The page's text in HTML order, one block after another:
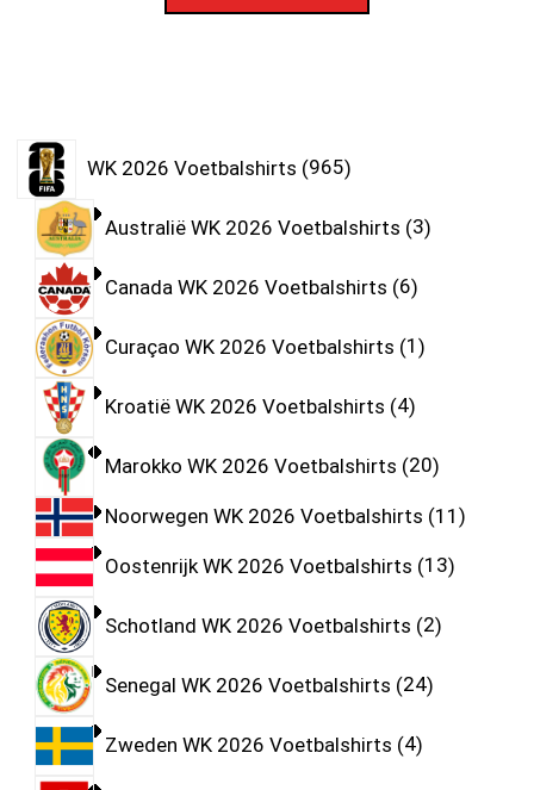
WK 2026 Voetbalshirts 965
Australië WK 2026 Voetbalshirts 3
Canada WK 2026 Voetbalshirts 6
Curaçao WK 2026 Voetbalshirts 1
Kroatië WK 2026 Voetbalshirts 4
Marokko WK 2026 Voetbalshirts 20
Noorwegen WK 2026 Voetbalshirts 11
Oostenrijk WK 2026 Voetbalshirts 13
Schotland WK 2026 Voetbalshirts 2
Senegal WK 2026 Voetbalshirts 24
Zweden WK 2026 Voetbalshirts 4